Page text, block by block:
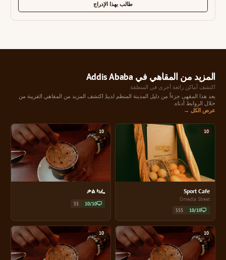
طالب بهذا الإدراج
المزيد من المقاهي في Addis Ababa
اكتشف أماكن رائعة أخرى في المنطقة
يعد هذا المقهى جزءاً من دليل المدينة المنظم لدينا, اكتشف المزيد من المقاهي القريبة من
خلال الروابط أدناه.
عرض الكل →
10
Sport Cafe
Omedla Street
10/10
$$$
10
ቃል ካፌ
10/10
$$
10
10